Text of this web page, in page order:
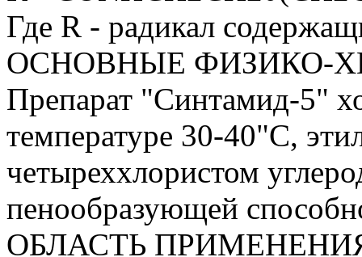
Где R - радикал
ОСНОВНЫЕ ФИЗИКО-
Препарат "Синтамид-5"
температуре 30-40"С,
четыреххлористом
пенообразующей
ОБЛАСТЬ